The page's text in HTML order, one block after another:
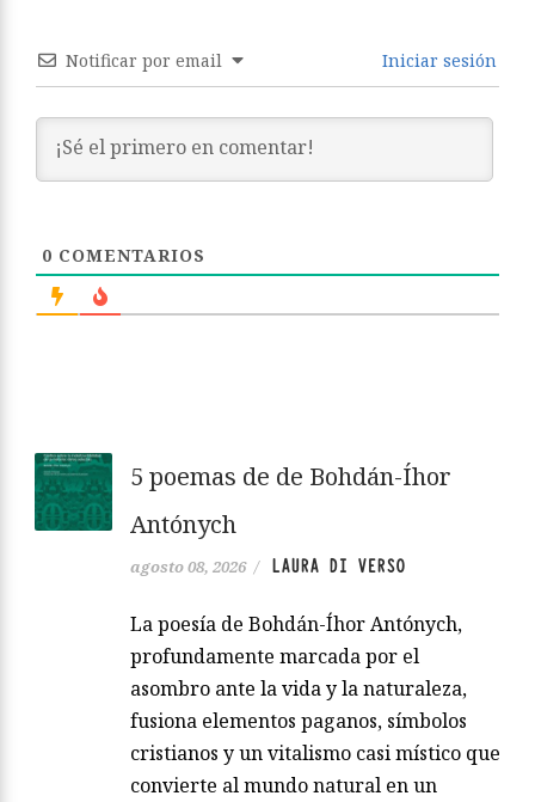
Notificar por email Iniciar sesión
0 COMENTARIOS
5 poemas de de Bohdán-Íhor
Antónych
agosto 08, 2026 / LAURA DI VERSO
La poesía de Bohdán-Íhor Antónych,
profundamente marcada por el
asombro ante la vida y la naturaleza,
fusiona elementos paganos, símbolos
cristianos y un vitalismo casi místico que
convierte al mundo natural en un